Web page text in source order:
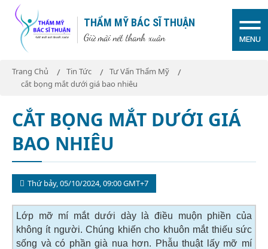
THẨM MỸ BÁC SĨ THUẬN
Giữ mãi nét thanh xuân MENU
Trang Chủ Tin Tức
Tư Vấn Thẩm Mỹ
cắt bọng mắt dưới giá bao nhiêu
CẮT BỌNG MẮT DƯỚI GIÁ
BAO NHIÊU
Thứ bảy, 05/10/2024, 09:00 GMT+7
Lớp mỡ mí mắt dưới dày là điều muộn phiền của
không ít người. Chúng khiến cho khuôn mắt thiếu sức
sống và có phần già nua hơn. Phẫu thuật lấy mỡ mí